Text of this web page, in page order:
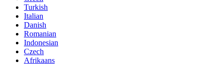
Turkish
Italian
Danish
Romanian
Indonesian
Czech
Afrikaans